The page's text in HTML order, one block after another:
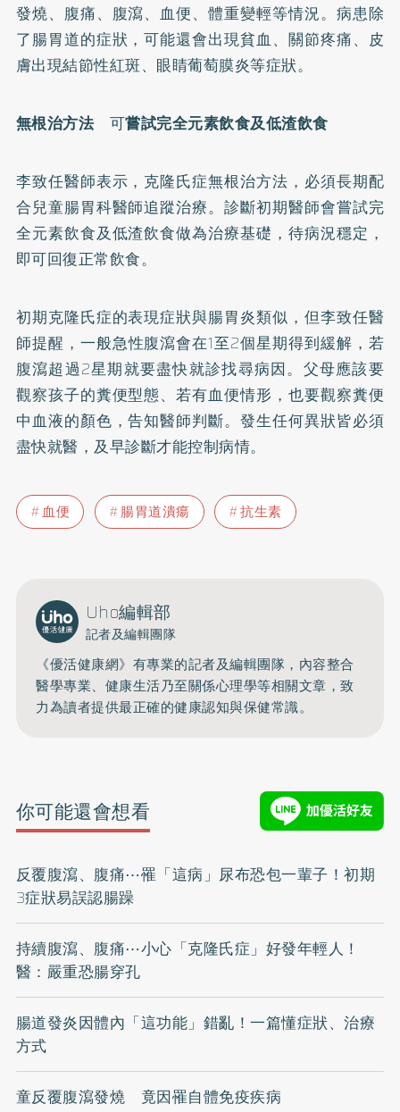
發燒、腹痛、腹瀉、血便、體重變輕等情況。病患除
了腸胃道的症狀，可能還會出現貧血、關節疼痛、皮
膚出現結節性紅斑、眼睛葡萄膜炎等症狀。
無根治方法 可嘗試完全元素飲食及低渣飲食
李致任醫師表示，克隆氏症無根治方法，必須長期配
合兒童腸胃科醫師追蹤治療。診斷初期醫師會嘗試完
全元素飲食及低渣飲食做為治療基礎，待病況穩定，
即可回復正常飲食。
初期克隆氏症的表現症狀與腸胃炎類似，但李致任醫
師提醒，一般急性腹瀉會在1至2個星期得到緩解，若
腹瀉超過2星期就要盡快就診找尋病因。父母應該要
觀察孩子的糞便型態、若有血便情形，也要觀察糞便
中血液的顏色，告知醫師判斷。發生任何異狀皆必須
盡快就醫，及早診斷才能控制病情。
血便 腸胃道潰瘍 抗生素
Uho編輯部
記者及編輯團隊
《優活健康網》有專業的記者及編輯團隊，內容整合
醫學專業、健康生活乃至關係心理學等相關文章，致
力為讀者提供最正確的健康認知與保健常識。
你可能還會想看
反覆腹瀉、腹痛⋯罹「這病」尿布恐包一輩子！初期
3症狀易誤認腸躁
持續腹瀉、腹痛⋯小心「克隆氏症」好發年輕人！
醫：嚴重恐腸穿孔
腸道發炎因體內「這功能」錯亂！一篇懂症狀、治療
方式
童反覆腹瀉發燒 竟因罹自體免疫疾病